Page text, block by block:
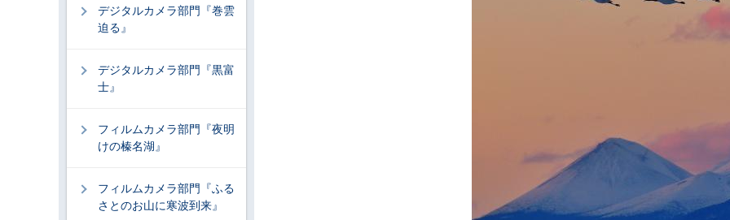
デジタルカメラ部門『巻雲
迫る』
デジタルカメラ部門『黒富
士』
フィルムカメラ部門『夜明
けの榛名湖』
フィルムカメラ部門『ふる
さとのお山に寒波到来』